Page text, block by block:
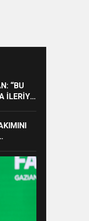
“BU
İLERİYE
EDİLDİ